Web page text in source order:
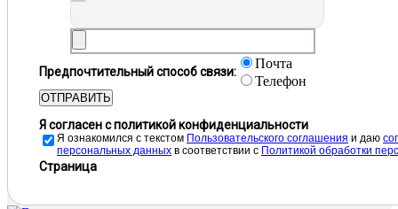
Предпочтительный способ связи:
Почта
Телефон
ОТПРАВИТЬ
Я согласен с политикой конфиденциальности
Я ознакомился с текстом Пользовательского соглашения и даю
персональных данных в соответствии с Политикой обработки
Страница